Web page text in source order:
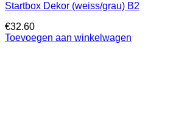
Startbox Dekor (weiss/grau) B2
€32.60
Toevoegen aan winkelwagen